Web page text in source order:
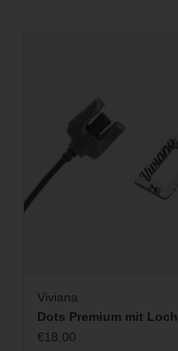
Viviana
Dots Premium mit Loch
€18,00